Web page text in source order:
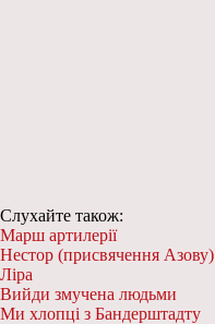
Слухайте також:
Марш артилерії
Нестор (присвячення Азову)
Ліра
Вийди змучена людьми
Ми хлопці з Бандерштадту